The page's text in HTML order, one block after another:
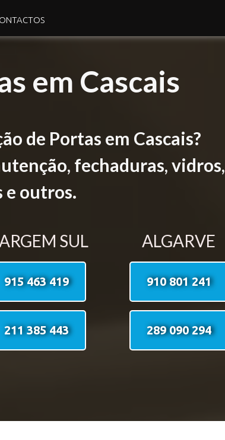
em Cascais
de Portas em Cascais?
fechaduras, vidros,
e outros.
SUL
915 463 419
211 385 443
ALGARVE
910 801 241
289 090 294